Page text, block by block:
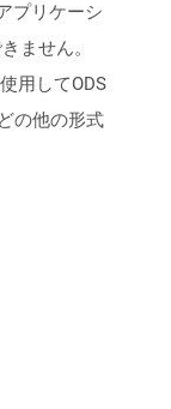
プリケーシ
ません。
用してODS
の他の形式